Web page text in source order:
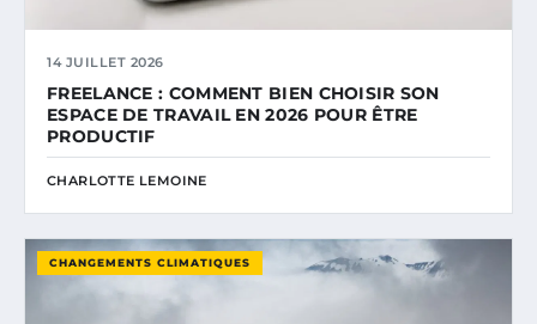
14 JUILLET 2026
FREELANCE : COMMENT BIEN CHOISIR SON
ESPACE DE TRAVAIL EN 2026 POUR ÊTRE
PRODUCTIF
CHARLOTTE LEMOINE
CHANGEMENTS CLIMATIQUES